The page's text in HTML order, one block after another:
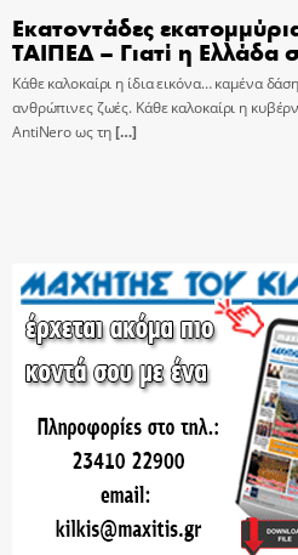
Εκατοντάδες
ΤΑΙΠΕΔ – Γιατί η Ελλάδα
Κάθε καλοκαίρι η ίδια εικόνα… καμένα
ανθρώπινες ζωές. Κάθε καλοκαίρι η
AntiNero ως τη[…]